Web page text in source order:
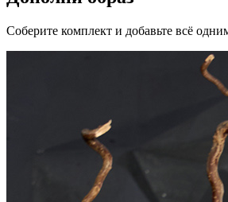
Соберите комплект и добавьте всё